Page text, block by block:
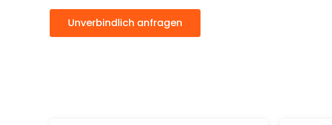
Unverbindlich anfragen